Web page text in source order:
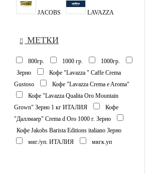
JACOBS LAVAZZA
МЕТКИ
800гр. 1000 гр.
1000гр.
Зерно
Кофе "Lavazza " Caffe Crema
Gustoso
Кофе "Lavazza Crema e Aroma"
Кофе "Lavazza Qualita Oro Mountain
Grown" Зерно 1 кг ИТАЛИЯ
Кофе
"Даллмаер" Сrema d Oro 1000 г. Зерно
Кофе Jakobs Barista Editions italiano Зерно
мяг./уп. ИТАЛИЯ
мягк.уп